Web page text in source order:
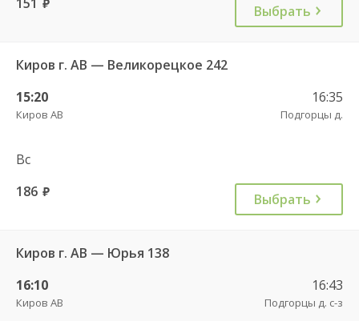
Выбрать
Киров г. АВ — Великорецкое 242
15:20
Киров АВ
16:35
Подгорцы д.
Вс
186 руб. Выбрать
Киров г. АВ — Юрья 138
16:10
Киров АВ
16:43
Подгорцы д. с-з